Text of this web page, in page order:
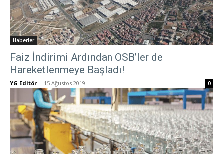
Haberler
Faiz İndirimi Ardından OSB’ler de
Hareketlenmeye Başladı!
YG Editör - 15 Ağustos 2019 0